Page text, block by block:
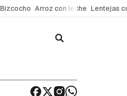
Bizcocho Arroz con leche Lentejas